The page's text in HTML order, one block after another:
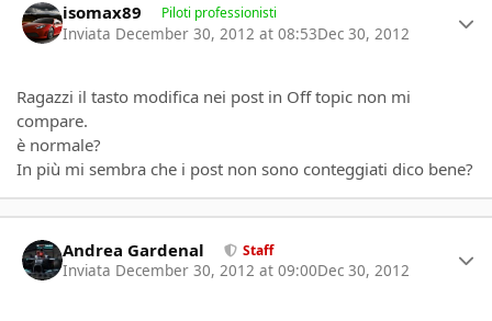
isomax89 Piloti professionisti
Inviata December 30, 2012 at 08:53Dec 30, 2012
Ragazzi il tasto modifica nei post in Off topic non mi
compare.
è normale?
In più mi sembra che i post non sono conteggiati dico bene?
Andrea Gardenal Staff
Inviata December 30, 2012 at 09:00Dec 30, 2012